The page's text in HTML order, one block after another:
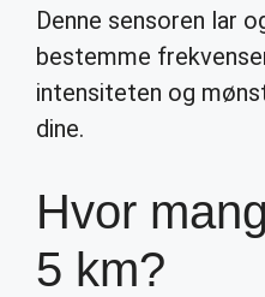
Denne sensoren lar
bestemme
intensiteten og
dine.
Hvor
5 km?